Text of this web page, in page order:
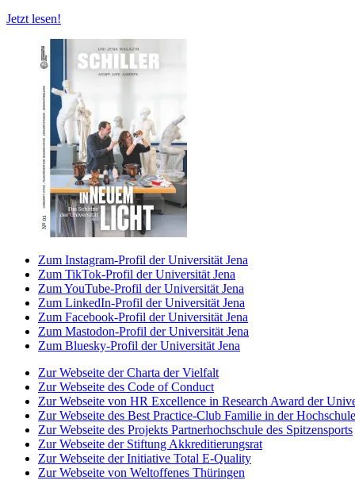
Jetzt lesen!
Zum Instagram-Profil der Universität Jena
Zum TikTok-Profil der Universität Jena
Zum YouTube-Profil der Universität Jena
Zum LinkedIn-Profil der Universität Jena
Zum Facebook-Profil der Universität Jena
Zum Mastodon-Profil der Universität Jena
Zum Bluesky-Profil der Universität Jena
Zur Webseite der Charta der Vielfalt
Zur Webseite des Code of Conduct
Zur Webseite von HR Excellence in Research Award der
Zur Webseite des Best Practice-Club Familie in der Hochschule
Zur Webseite des Projekts Partnerhochschule des Spitzensports
Zur Webseite der Stiftung Akkreditierungsrat
Zur Webseite der Initiative Total E-Quality
Zur Webseite von Weltoffenes Thüringen